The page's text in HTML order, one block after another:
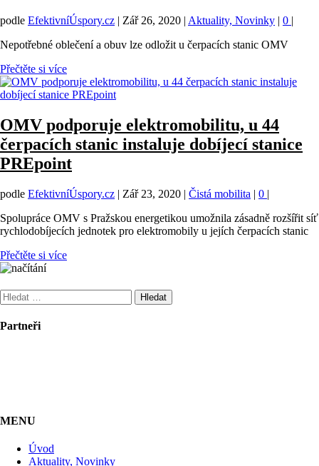
podle EfektivníÚspory.cz | Zář 26, 2020 | Aktuality, Novinky | 0 |
Nepotřebné oblečení a obuv lze odložit u čerpacích stanic OMV
Přečtěte si více
OMV podporuje elektromobilitu, u 44
čerpacích stanic instaluje dobíjecí stanice
PREpoint
podle EfektivníÚspory.cz | Zář 23, 2020 | Čistá mobilita | 0 |
Spolupráce OMV s Pražskou energetikou umožnila zásadně rozšířit síť
rychlodobíjecích jednotek pro elektromobily u jejích čerpacích stanic
Přečtěte si více
Vyhledávání
Partneři
MENU
Úvod
Aktuality, Novinky